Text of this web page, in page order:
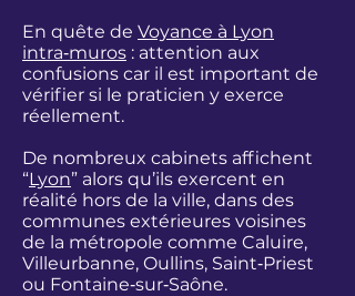
En quête de Voyance à Lyon
intra‑muros : attention aux
confusions car il est important de
vérifier si le praticien y exerce
réellement.
De nombreux cabinets affichent
“Lyon” alors qu’ils exercent en
réalité hors de la ville, dans des
communes extérieures voisines
de la métropole comme Caluire,
Villeurbanne, Oullins, Saint‑Priest
ou Fontaine‑sur‑Saône.